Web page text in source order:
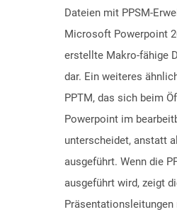
Dateien mit PPSM-
Microsoft Powerpoint
erstellte Makro-fähige
dar. Ein weiteres
PPTM, das sich beim
Powerpoint im
unterscheidet, anstatt
ausgeführt. Wenn die
ausgeführt wird, zeigt